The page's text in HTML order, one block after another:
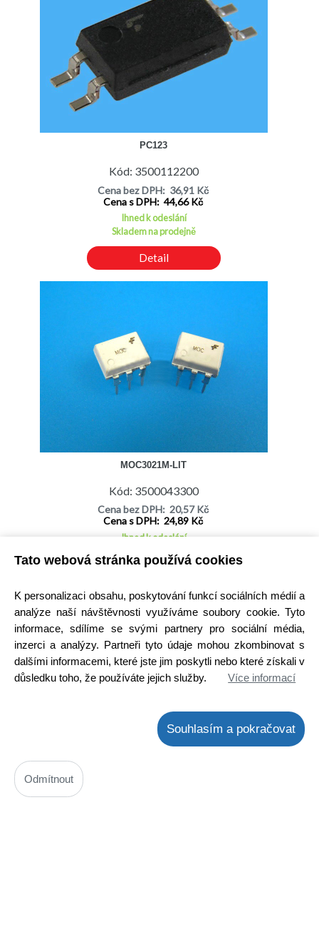
Tato webová stránka používá cookies
K personalizaci obsahu, poskytování funkcí sociálních médií a
analýze naší návštěvnosti využíváme soubory cookie. Tyto
informace, sdílíme se svými partnery pro sociální média,
inzerci a analýzy. Partneři tyto údaje mohou zkombinovat s
dalšími informacemi, které jste jim poskytli nebo které získali v
důsledku toho, že používáte jejich služby.
Více informací
Souhlasím a pokračovat
Odmítnout
PC123
Kód: 3500112200
Cena bez DPH: 36,91 Kč
Cena s DPH: 44,66 Kč
Ihned k odeslání
Skladem na prodejně
Detail
MOC3021M-LIT
Kód: 3500043300
Cena bez DPH: 20,57 Kč
Cena s DPH: 24,89 Kč
Ihned k odeslání